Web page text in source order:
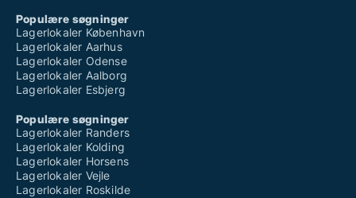
Populære søgninger
Lagerlokaler København
Lagerlokaler Aarhus
Lagerlokaler Odense
Lagerlokaler Aalborg
Lagerlokaler Esbjerg
Populære søgninger
Lagerlokaler Randers
Lagerlokaler Kolding
Lagerlokaler Horsens
Lagerlokaler Vejle
Lagerlokaler Roskilde